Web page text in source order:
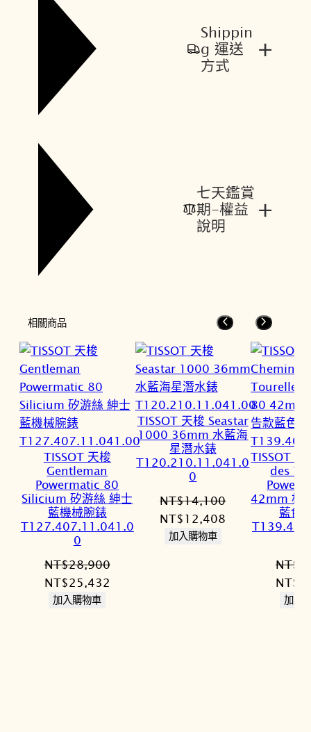
Shippin
g 運送
方式
+
七天鑑賞
期-權益
說明
+
相關商品
TISSOT 天梭
Gentleman
Powermatic 80
Silicium 矽游絲 紳士
藍機械腕錶
T127.407.11.041.0
0
NT$28,900
原
始
NT$25,432
加入購物車
TISSOT 天梭 Seastar
1000 36mm 水藍海
星潛水錶
T120.210.11.041.0
0
NT$14,100
原
始
NT$12,408
NT$12,408。
加入購物車
TISSOT
des
42mm 杜
藍色
NT$
原
始
NT$
加入